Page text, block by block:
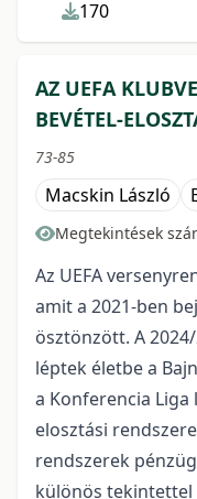
170
AZ UEFA
BEVÉTEL-
73-85
Macskin László
Megtekintések
Az UEFA
amit a 2021-ben
ösztönzött. A
léptek életbe a
a Konferencia
elosztási
rendszerek
különös tekintettel